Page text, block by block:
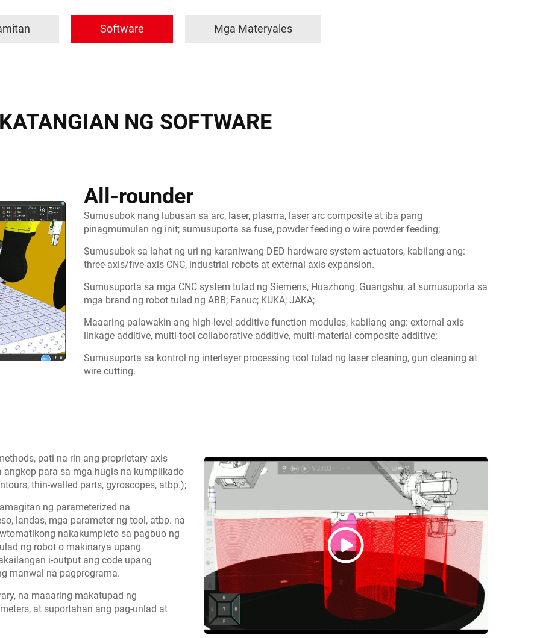
Software Mga Materyales
NG SOFTWARE
All-rounder
Sumusubok nang lubusan sa arc, laser, plasma, laser arc composite at iba pang
pinagmumulan ng init; sumusuporta sa fuse, powder feeding o wire powder feeding;
Sumusubok sa lahat ng uri ng karaniwang DED hardware system actuators, kabilang ang:
three-axis/five-axis CNC, industrial robots at external axis expansion.
Sumusuporta sa mga CNC system tulad ng Siemens, Huazhong, Guangshu, at sumusuporta sa
mga brand ng robot tulad ng ABB; Fanuc; KUKA; JAKA;
Maaaring palawakin ang high-level additive function modules, kabilang ang: external axis
linkage additive, multi-tool collaborative additive, multi-material composite additive;
Sumusuporta sa kontrol ng interlayer processing tool tulad ng laser cleaning, gun cleaning at
wire cutting.
pati na rin ang proprietary axis
para sa mga hugis na kumplikado
thin-walled parts, gyroscopes, atbp.);
ng parameterized na
landas, mga parameter ng tool, atbp. na
nakakumpleto sa pagbuo ng
ng robot o makinarya upang
i-output ang code upang
manwal na pagprograma.
na maaaring makatupad ng
at suportahan ang pag-unlad at